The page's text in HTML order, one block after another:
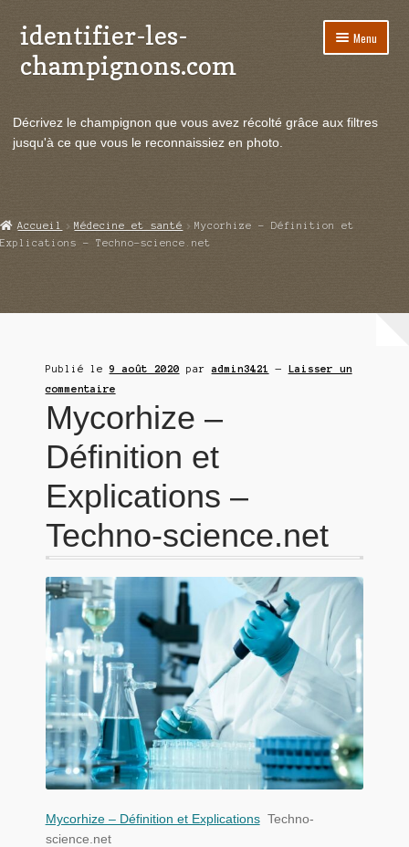
Aller
à
la
Aller
au
contenu
identifier-les-
champignons.com
Menu
le
Actualités
Echanges et contacts
Décrivez le champignon que vous avez récolté grâce aux filtres
jusqu'à ce que vous le reconnaissiez en photo.
Accueil Médecine et santé
Mycorhize – Définition et
Explications – Techno-science.net
Publié le9 août 2020 paradmin3421 — Laisser un
commentaire
Mycorhize –
Définition et
Explications –
Techno-science.net
Mycorhize – Définition et Explications Techno-
science.net